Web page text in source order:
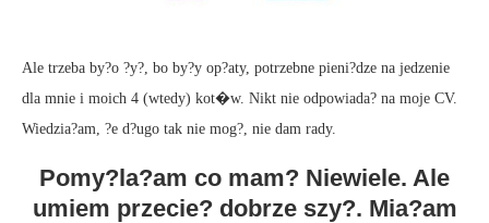
Ale trzeba by?o ?y?, bo by?y op?aty, potrzebne pieni?dze na jedzenie
dla mnie i moich 4 (wtedy) kot�w. Nikt nie odpowiada? na moje CV.
Wiedzia?am, ?e d?ugo tak nie mog?, nie dam rady.
Pomy?la?am co mam? Niewiele. Ale
umiem przecie? dobrze szy?. Mia?am